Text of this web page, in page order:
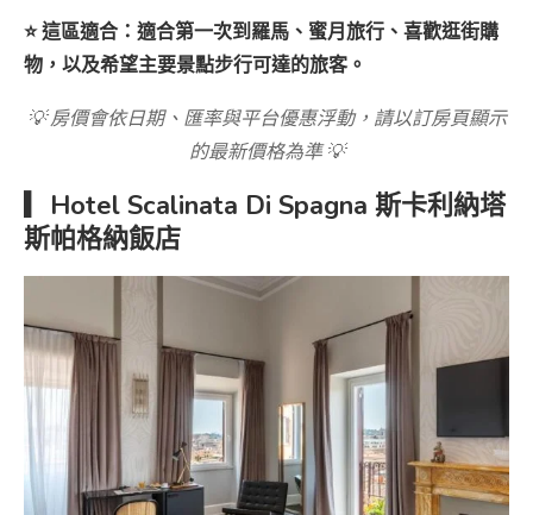
⭐ 這區適合：適合第一次到羅馬、蜜月旅行、喜歡逛街購
物，以及希望主要景點步行可達的旅客。
💡 房價會依日期、匯率與平台優惠浮動，請以訂房頁顯示
的最新價格為準 💡
▎Hotel Scalinata Di Spagna 斯卡利納塔
斯帕格納飯店